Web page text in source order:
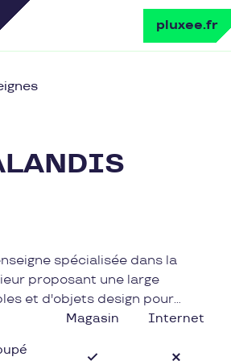
pluxee.fr
spécialisée dans la
proposant une large
et d'objets design pour
Avec des produits de qualité
envies en matière
Magasin Internet